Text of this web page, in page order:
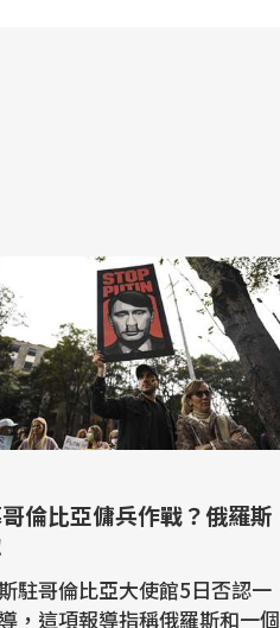
倫比亞傭兵作戰？俄羅斯
駐哥倫比亞大使館5日否認一
，這項報導指稱俄羅斯和一個